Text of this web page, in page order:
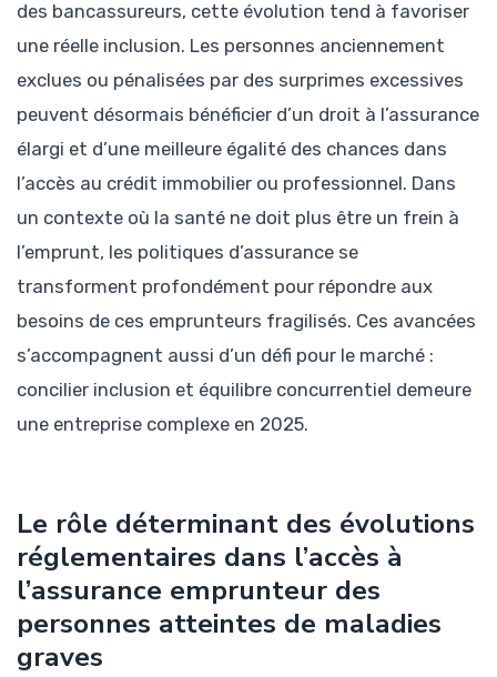
des bancassureurs, cette évolution tend à favoriser
une réelle inclusion. Les personnes anciennement
exclues ou pénalisées par des surprimes excessives
peuvent désormais bénéficier d’un droit à l’assurance
élargi et d’une meilleure égalité des chances dans
l’accès au crédit immobilier ou professionnel. Dans
un contexte où la santé ne doit plus être un frein à
l’emprunt, les politiques d’assurance se
transforment profondément pour répondre aux
besoins de ces emprunteurs fragilisés. Ces avancées
s’accompagnent aussi d’un défi pour le marché :
concilier inclusion et équilibre concurrentiel demeure
une entreprise complexe en 2025.
Le rôle déterminant des évolutions
réglementaires dans l’accès à
l’assurance emprunteur des
personnes atteintes de maladies
graves